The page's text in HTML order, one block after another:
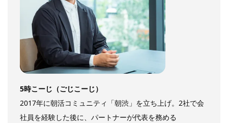
5時こーじ（ごじこーじ）
2017年に朝活コミュニティ「朝渋」を立ち上げ。2社で会
社員を経験した後に、パートナーが代表を務める